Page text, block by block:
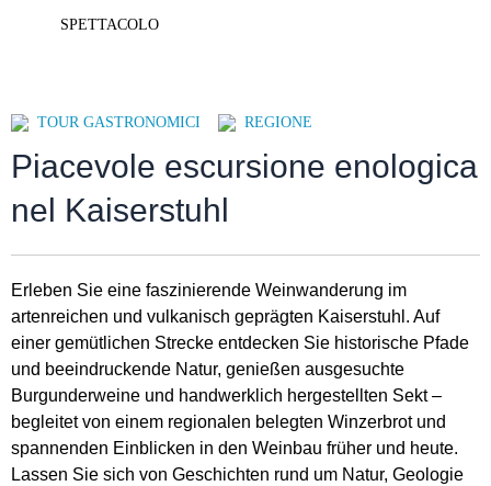
SPETTACOLO
TOUR GASTRONOMICI REGIONE
Piacevole escursione enologica
nel Kaiserstuhl
Erleben Sie eine faszinierende Weinwanderung im
artenreichen und vulkanisch geprägten Kaiserstuhl. Auf
einer gemütlichen Strecke entdecken Sie historische Pfade
und beeindruckende Natur, genießen ausgesuchte
Burgunderweine und handwerklich hergestellten Sekt –
begleitet von einem regionalen belegten Winzerbrot und
spannenden Einblicken in den Weinbau früher und heute.
Lassen Sie sich von Geschichten rund um Natur, Geologie